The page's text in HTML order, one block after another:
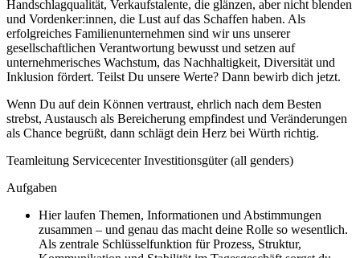
Handschlagqualität, Verkaufstalente, die glänzen, aber nicht blenden
und Vordenker:innen, die Lust auf das Schaffen haben. Als
erfolgreiches Familienunternehmen sind wir uns unserer
gesellschaftlichen Verantwortung bewusst und setzen auf
unternehmerisches Wachstum, das Nachhaltigkeit, Diversität und
Inklusion fördert. Teilst Du unsere Werte? Dann bewirb dich jetzt.
Wenn Du auf dein Können vertraust, ehrlich nach dem Besten
strebst, Austausch als Bereicherung empfindest und Veränderungen
als Chance begrüßt, dann schlägt dein Herz bei Würth richtig.
Teamleitung Servicecenter Investitionsgüter (all genders)
Aufgaben
Hier laufen Themen, Informationen und Abstimmungen
zusammen – und genau das macht deine Rolle so wesentlich.
Als zentrale Schlüsselfunktion für Prozess, Struktur,